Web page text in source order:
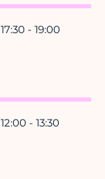
17:30 - 19:00
12:00 - 13:30